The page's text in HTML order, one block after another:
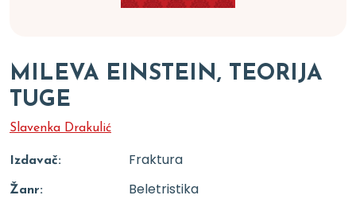
MILEVA EINSTEIN, TEORIJA
TUGE
Slavenka Drakulić
Izdavač: Fraktura
Žanr: Beletristika